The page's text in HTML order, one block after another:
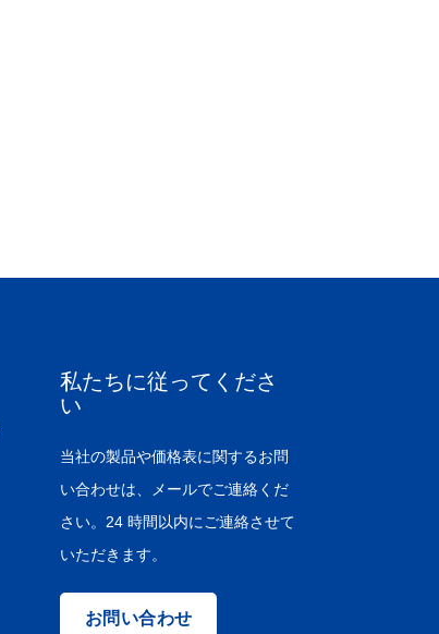
私たちに従ってくださ
い
当社の製品や価格表に関するお問
い合わせは、メールでご連絡くだ
さい。24 時間以内にご連絡させて
いただきます。
お問い合わせ